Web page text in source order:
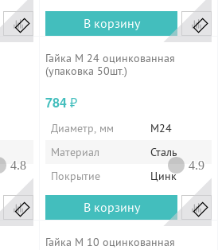
В корзину
Гайка М 24 оцинкованная
(упаковка 50шт.)
784₽
Диаметр, мм
М24
Материал
Сталь
Покрытие
Цинк
В корзину
4.8 4.9
Гайка М 10 оцинкованная